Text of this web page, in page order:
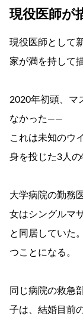
現役医師が
現役医師として
家が満を持して
2020年初頭、マ
なかった――
これは未知のウ
身を投じた3人の
大学病院の勤務
女はシングルマ
と同居していた
つことになる。
同じ病院の救急
子は、結婚目前